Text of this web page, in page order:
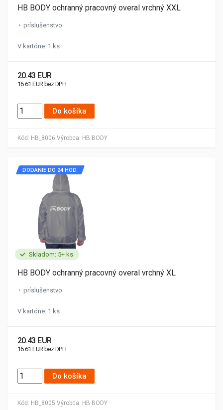
Kód: HB_8006 Výrobca: HB BODY
HB BODY ochranný pracovný overal vrchný XXL
príslušenstvo
V kartóne: 1 ks
20.43 EUR
16.61 EUR bez DPH
Do košíka
Skladom: 5+ ks
Kód: HB_8005 Výrobca: HB BODY
DODANIE DO 24 HOD.
HB BODY ochranný pracovný overal vrchný XL
príslušenstvo
V kartóne: 1 ks
20.43 EUR
16.61 EUR bez DPH
Do košíka